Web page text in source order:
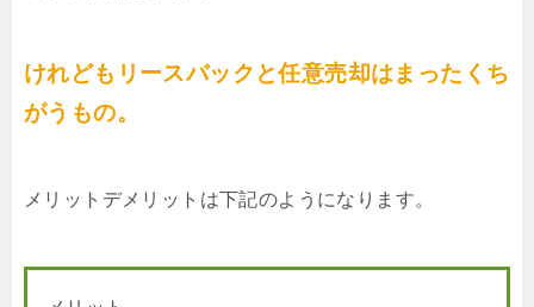
けれどもリースバックと任意売却はまったくち
がうもの。
メリットデメリットは下記のようになります。